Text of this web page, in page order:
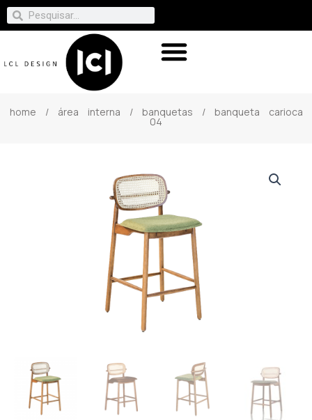
home / área interna / banquetas / banqueta carioca
04